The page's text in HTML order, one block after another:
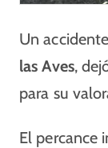
Un
las Aves,
para su
El percance